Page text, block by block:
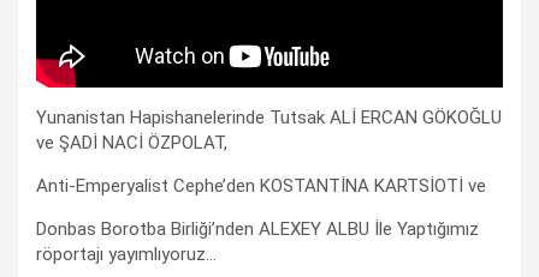
Yunanistan Hapishanelerinde Tutsak ALİ ERCAN GÖKOĞLU
ve ŞADİ NACİ ÖZPOLAT,
Anti-Emperyalist Cephe’den KOSTANTİNA KARTSİOTİ ve
Donbas Borotba Birliği’nden ALEXEY ALBU İle Yaptığımız
röportajı yayımlıyoruz…